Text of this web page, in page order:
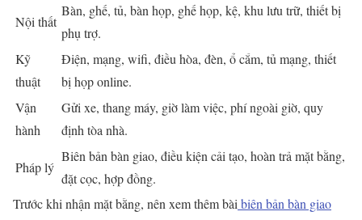
Nội thất
Bàn, ghế, tủ, bàn họp, ghế họp, kệ, khu lưu trữ, thiết bị
phụ trợ.
Kỹ
thuật
Điện, mạng, wifi, điều hòa, đèn, ổ cắm, tủ mạng, thiết
bị họp online.
Vận
hành
Gửi xe, thang máy, giờ làm việc, phí ngoài giờ, quy
định tòa nhà.
Pháp lý
Biên bản bàn giao, điều kiện cải tạo, hoàn trả mặt bằng,
đặt cọc, hợp đồng.
Trước khi nhận mặt bằng, nên xem thêm bài biên bản bàn giao